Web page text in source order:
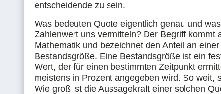
entscheidende zu sein.
Was bedeuten Quote eigentlich genau und
Zahlenwert uns vermitteln? Der Begriff kommt
Mathematik und bezeichnet den Anteil an einer
Bestandsgröße. Eine Bestandsgröße ist ein
Wert, der für einen bestimmten Zeitpunkt
meistens in Prozent angegeben wird. So weit,
Wie groß ist die Aussagekraft einer solchen